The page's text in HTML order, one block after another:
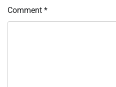
Comment *